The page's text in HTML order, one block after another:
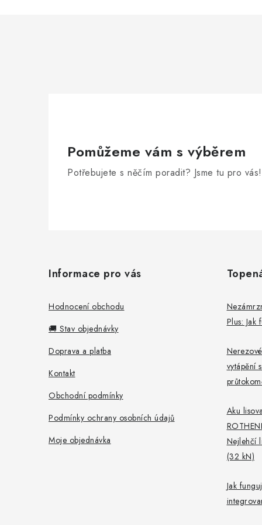
Pomůžeme vám s výběrem
Potřebujete s něčím poradit? Jsme tu pro vás!
Informace pro vás
Hodnocení obchodu
🚚 Stav objednávky
Doprava a platba
Kontakt
Obchodní podmínky
Podmínky ochrany osobních údajů
Moje objednávka
Plus: Jak
vytápění
Aku
Nejlehčí
(32 kN)
Jak